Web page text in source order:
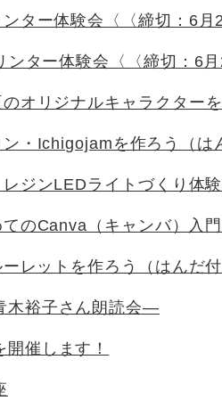
ター体験会〈〈締切：6月
ンター体験会〈〈締切：6月
オリジナルキャラクター
ン・Ichigojamを作ろう（
ジンLEDライトづくり体
のCanva（キャンバ）入
レットを作ろう（はんだ
木裕子さん朗読会―
催します！